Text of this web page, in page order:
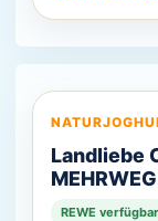
Landliebe
MEHRWEG
REWE verfügbar